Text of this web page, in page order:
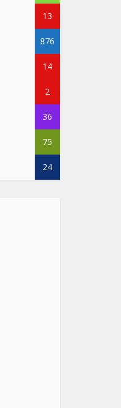
13
876
14
2
36
75
24